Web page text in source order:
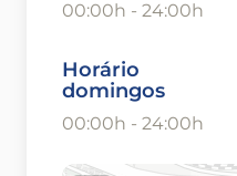
00:00h - 24:00h
Horário
domingos
00:00h - 24:00h